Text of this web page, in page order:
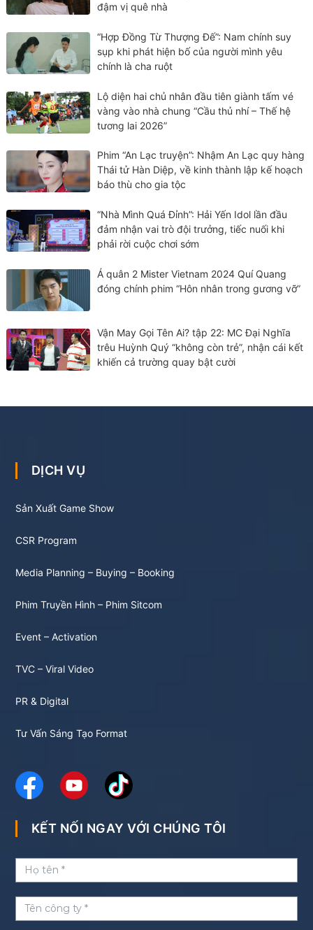
đậm vị quê nhà
“Hợp Đồng Từ Thượng Đế”: Nam chính suy
sụp khi phát hiện bố của người mình yêu
chính là cha ruột
Lộ diện hai chủ nhân đầu tiên giành tấm vé
vàng vào nhà chung “Cầu thủ nhí – Thế hệ
tương lai 2026”
Phim “An Lạc truyện”: Nhậm An Lạc quy hàng
Thái tử Hàn Diệp, về kinh thành lập kế hoạch
báo thù cho gia tộc
“Nhà Mình Quá Đỉnh”: Hải Yến Idol lần đầu
đảm nhận vai trò đội trưởng, tiếc nuối khi
phải rời cuộc chơi sớm
Á quân 2 Mister Vietnam 2024 Quí Quang
đóng chính phim “Hôn nhân trong gương vỡ”
Vận May Gọi Tên Ai? tập 22: MC Đại Nghĩa
trêu Huỳnh Quý “không còn trẻ”, nhận cái kết
khiến cả trường quay bật cười
DỊCH VỤ
Sản Xuất Game Show
CSR Program
Media Planning – Buying – Booking
Phim Truyền Hình – Phim Sitcom
Event – Activation
TVC – Viral Video
PR & Digital
Tư Vấn Sáng Tạo Format
KẾT NỐI NGAY VỚI CHÚNG TÔI